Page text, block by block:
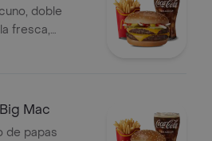
doble
fresca,
Mac
de papas